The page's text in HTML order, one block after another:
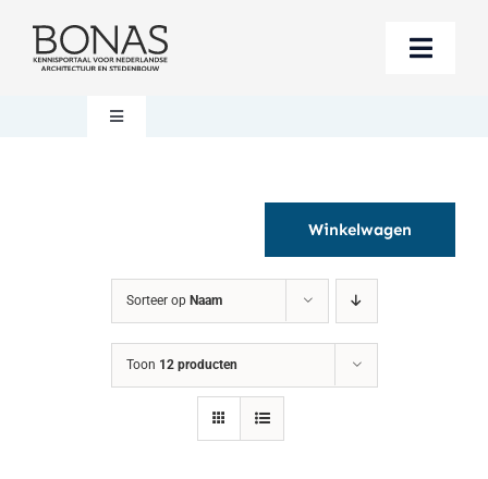
naar
Toggle
Berichten
Steun BONAS
Toggle
Winkelwagen
Sorteer op Naam
Toon 12 producten